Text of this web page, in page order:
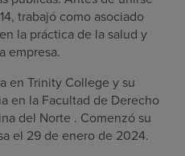
trabajó como asociado
la práctica de la salud y
empresa.
en Trinity College y su
en la Facultad de Derecho
del Norte . Comenzó su
el 29 de enero de 2024.